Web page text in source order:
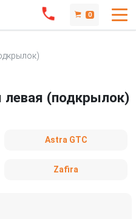
0
левая (подкрылок)
Astra GTC
Zafira